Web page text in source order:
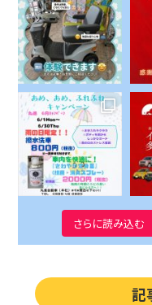
さらに読み込む
記